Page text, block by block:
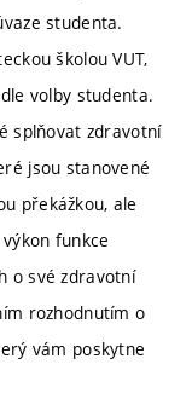
studenta.
školou VUT,
volby studenta.
splňovat zdravotní
jsou stanovené
překážkou, ale
funkce
o své zdravotní
rozhodnutím o
vám poskytne